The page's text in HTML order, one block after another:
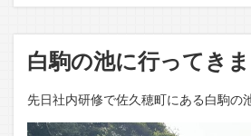
白駒の池に行ってき
先日社内研修で佐久穂町にある白駒の